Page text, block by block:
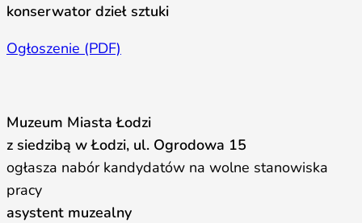
konserwator dzieł sztuki
Ogłoszenie (PDF)
Muzeum Miasta Łodzi
z siedzibą w Łodzi, ul. Ogrodowa 15
ogłasza nabór kandydatów na wolne stanowiska
pracy
asystent muzealny